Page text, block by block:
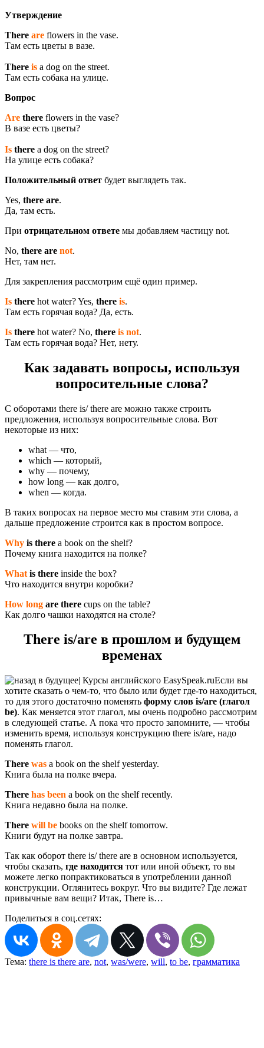
Утверждение
There are flowers in the vase.
Там есть цветы в вазе.
There is a dog on the street.
Там есть собака на улице.
Вопрос
Are there flowers in the vase?
В вазе есть цветы?
Is there a dog on the street?
На улице есть собака?
Положительный ответ будет выглядеть так.
Yes, there are.
Да, там есть.
При отрицательном ответе мы добавляем частицу not.
No, there are not.
Нет, там нет.
Для закрепления рассмотрим ещё один пример.
Is there hot water? Yes, there is.
Там есть горячая вода? Да, есть.
Is there hot water? No, there is not.
Там есть горячая вода? Нет, нету.
Как задавать вопросы, используя
вопросительные слова?
С оборотами there is/ there are можно также строить
предложения, используя вопросительные слова. Вот
некоторые из них:
what — что,
which — который,
why — почему,
how long — как долго,
when — когда.
В таких вопросах на первое место мы ставим эти слова, а
дальше предложение строится как в простом вопросе.
Why is there a book on the shelf?
Почему книга находится на полке?
What is there inside the box?
Что находится внутри коробки?
How long are there cups on the table?
Как долго чашки находятся на столе?
There is/are в прошлом и будущем
временах
Если вы
хотите сказать о чем-то, что было или будет где-то находиться,
то для этого достаточно поменять форму слов is/are (глагол
be). Как меняется этот глагол, мы очень подробно рассмотрим
в следующей статье. А пока что просто запомните, — чтобы
изменить время, используя конструкцию there is/are, надо
поменять глагол.
There was a book on the shelf yesterday.
Книга была на полке вчера.
There has been a book on the shelf recently.
Книга недавно была на полке.
There will be books on the shelf tomorrow.
Книги будут на полке завтра.
Так как оборот there is/ there are в основном используется,
чтобы сказать, где находится тот или иной объект, то вы
можете легко попрактиковаться в употреблении данной
конструкции. Оглянитесь вокруг. Что вы видите? Где лежат
привычные вам вещи? Итак, There is…
Поделиться в соц.сетях:
Тема: there is there are, not, was/were, will, to be, грамматика